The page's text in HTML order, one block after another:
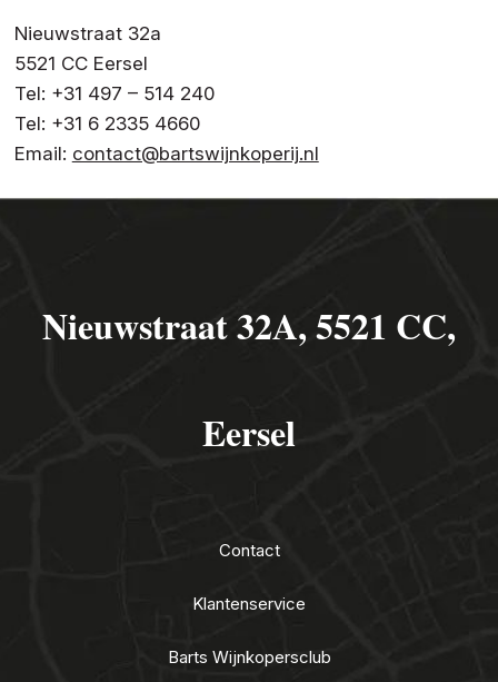
Nieuwstraat 32a
5521 CC Eersel
Tel: +31 497 – 514 240
Tel: +31 6 2335 4660
Email: contact@bartswijnkoperij.nl
Nieuwstraat 32A, 5521 CC,
Eersel
Contact
Klantenservice
Barts Wijnkopersclub